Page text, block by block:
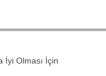
İyi Olması İçin